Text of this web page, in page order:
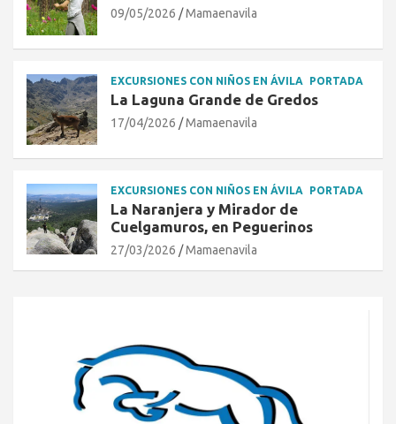
09/05/2026 Mamaenavila
EXCURSIONES CON NIÑOS EN ÁVILA PORTADA
La Laguna Grande de Gredos
17/04/2026 Mamaenavila
EXCURSIONES CON NIÑOS EN ÁVILA PORTADA
La Naranjera y Mirador de
Cuelgamuros, en Peguerinos
27/03/2026 Mamaenavila